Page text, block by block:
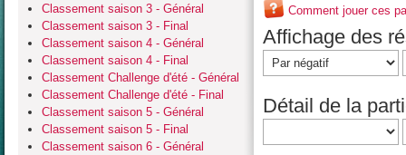
Classement saison 3 - Général
Classement saison 3 - Final
Classement saison 4 - Général
Classement saison 4 - Final
Classement Challenge d'été - Général
Classement Challenge d'été - Final
Classement saison 5 - Général
Classement saison 5 - Final
Classement saison 6 - Général
Comment jouer ces
Affichage des
Détail de la